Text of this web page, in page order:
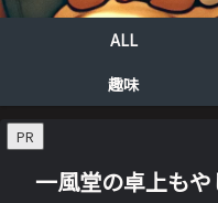
ALL
趣味
PR
一風堂の卓上も